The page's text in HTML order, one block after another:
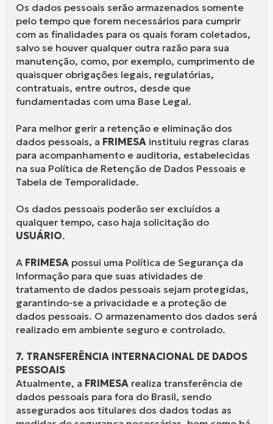
Os dados pessoais serão armazenados somente
pelo tempo que forem necessários para cumprir
com as finalidades para os quais foram coletados,
salvo se houver qualquer outra razão para sua
manutenção, como, por exemplo, cumprimento de
quaisquer obrigações legais, regulatórias,
contratuais, entre outros, desde que
fundamentadas com uma Base Legal.
Para melhor gerir a retenção e eliminação dos
dados pessoais, a FRIMESA instituiu regras claras
para acompanhamento e auditoria, estabelecidas
na sua Política de Retenção de Dados Pessoais e
Tabela de Temporalidade.
Os dados pessoais poderão ser excluídos a
qualquer tempo, caso haja solicitação do
USUÁRIO.
A FRIMESA possui uma Política de Segurança da
Informação para que suas atividades de
tratamento de dados pessoais sejam protegidas,
garantindo-se a privacidade e a proteção de
dados pessoais. O armazenamento dos dados será
realizado em ambiente seguro e controlado.
7. TRANSFERÊNCIA INTERNACIONAL DE DADOS
PESSOAIS
Atualmente, a FRIMESA realiza transferência de
dados pessoais para fora do Brasil, sendo
assegurados aos titulares dos dados todas as